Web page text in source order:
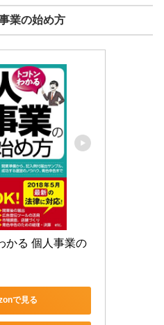
業の始め方
かる 個人事業の
で見る